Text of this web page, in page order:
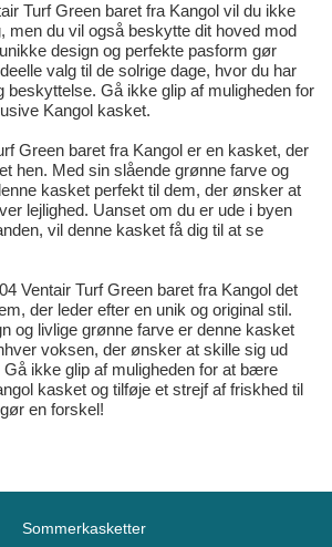
Turf Green baret fra Kangol vil du ikke
men du vil også beskytte dit hoved mod
design og perfekte pasform gør
valg til de solrige dage, hvor du har
beskyttelse. Gå ikke glip af muligheden for
Kangol kasket.
Green baret fra Kangol er en kasket, der
hen. Med sin slående grønne farve og
kasket perfekt til dem, der ønsker at
lejlighed. Uanset om du er ude i byen
vil denne kasket få dig til at se
Ventair Turf Green baret fra Kangol det
der leder efter en unik og original stil.
og livlige grønne farve er denne kasket
voksen, der ønsker at skille sig ud
Gå ikke glip af muligheden for at bære
kasket og tilføje et strejf af friskhed til
en forskel!
Sommerkasketter